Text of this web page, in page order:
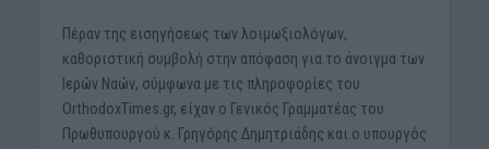
Πέραν της εισηγήσεως των λοιμωξιολόγων,
καθοριστική συμβολή στην απόφαση για το άνοιγμα των
Ιερών Ναών, σύμφωνα με τις πληροφορίες του
OrthodoxTimes.gr, είχαν ο Γενικός Γραμματέας του
Πρωθυπουργού κ. Γρηγόρης Δημητριάδης και ο υπουργός